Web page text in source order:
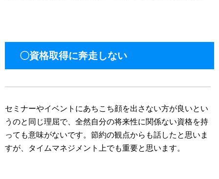
〇資格取得に奔走しない
セミナーやイベントにあちこち顔を出さない方が良いとい
うのと同じ理屈で、全然自分の将来性に関係ない資格を持
っても意味がないです。節約の観点からも話したと思いま
すが、タイムマネジメント上でも重要と思います。